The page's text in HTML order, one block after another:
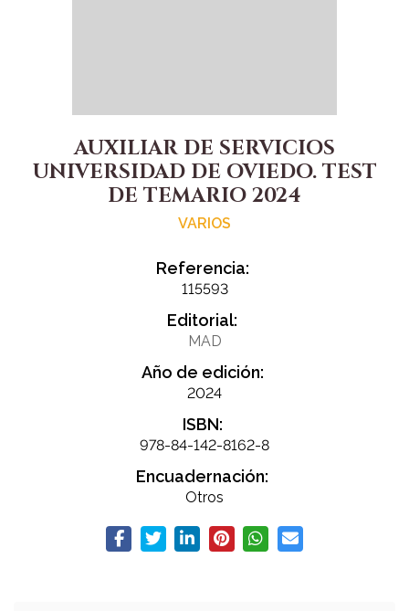
AUXILIAR DE SERVICIOS
UNIVERSIDAD DE OVIEDO. TEST
DE TEMARIO 2024
VARIOS
Referencia:
115593
Editorial:
MAD
Año de edición:
2024
ISBN:
978-84-142-8162-8
Encuadernación:
Otros